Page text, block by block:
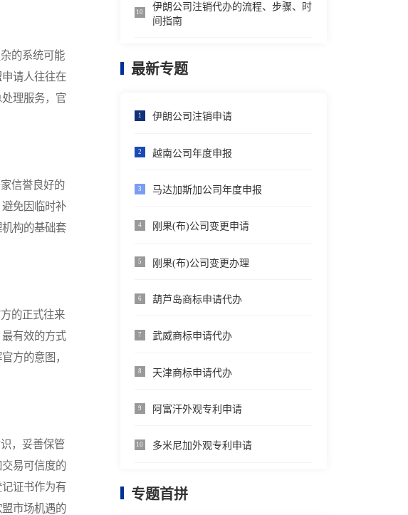
的系统可能
请人往往在
理服务，官
信誉良好的
免因临时补
构的基础套
的正式往来
有效的方式
方的意图，
，妥善保管
易可信度的
证书作为有
市场机遇的
10
伊朗公司注销代办的流程、步骤、时
间指南
最新专题
1 伊朗公司注销申请
2 越南公司年度申报
3 马达加斯加公司年度申报
4 刚果(布)公司变更申请
5 刚果(布)公司变更办理
6 葫芦岛商标申请代办
7 武威商标申请代办
8 天津商标申请代办
9 阿富汗外观专利申请
10 多米尼加外观专利申请
专题首拼